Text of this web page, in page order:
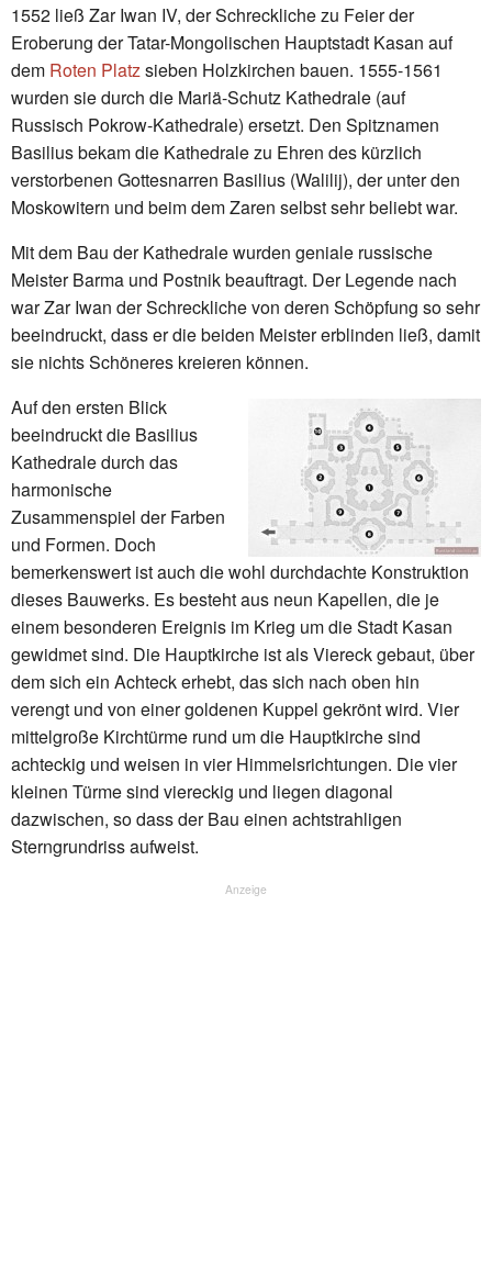
1552 ließ Zar Iwan IV, der Schreckliche zu Feier der
Eroberung der Tatar-Mongolischen Hauptstadt Kasan auf
dem Roten Platzsieben Holzkirchen bauen. 1555-1561
wurden sie durch die Mariä-Schutz Kathedrale (auf
Russisch Pokrow-Kathedrale) ersetzt. Den Spitznamen
Basilius bekam die Kathedrale zu Ehren des kürzlich
verstorbenen Gottesnarren Basilius (Walilij), der unter den
Moskowitern und beim dem Zaren selbst sehr beliebt war.
Mit dem Bau der Kathedrale wurden geniale russische
Meister Barma und Postnik beauftragt. Der Legende nach
war Zar Iwan der Schreckliche von deren Schöpfung so sehr
beeindruckt, dass er die beiden Meister erblinden ließ, damit
sie nichts Schöneres kreieren können.
Auf den ersten Blick
beeindruckt die Basilius
Kathedrale durch das
harmonische
Zusammenspiel der Farben
und Formen. Doch
bemerkenswert ist auch die wohl durchdachte Konstruktion
dieses Bauwerks. Es besteht aus neun Kapellen, die je
einem besonderen Ereignis im Krieg um die Stadt Kasan
gewidmet sind. Die Hauptkirche ist als Viereck gebaut, über
dem sich ein Achteck erhebt, das sich nach oben hin
verengt und von einer goldenen Kuppel gekrönt wird. Vier
mittelgroße Kirchtürme rund um die Hauptkirche sind
achteckig und weisen in vier Himmelsrichtungen. Die vier
kleinen Türme sind viereckig und liegen diagonal
dazwischen, so dass der Bau einen achtstrahligen
Sterngrundriss aufweist.
Anzeige